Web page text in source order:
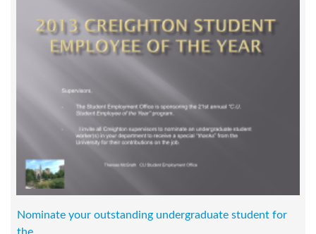
Nominate your outstanding undergraduate student for